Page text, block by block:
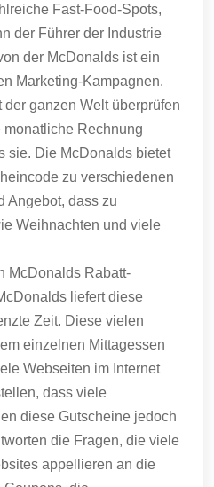
Fast-Food-Spots,
der Führer der Industrie
der McDonalds ist ein
Marketing-Kampagnen.
ganzen Welt überprüfen
Rechnung
sie. Die McDonalds bietet
zu verschiedenen
Angebot, dass zu
Weihnachten und viele
McDonalds Rabatt-
liefert diese
Zeit. Diese vielen
einzelnen Mittagessen
Webseiten im Internet
dass viele
diese Gutscheine jedoch
die Fragen, die viele
appellieren an die